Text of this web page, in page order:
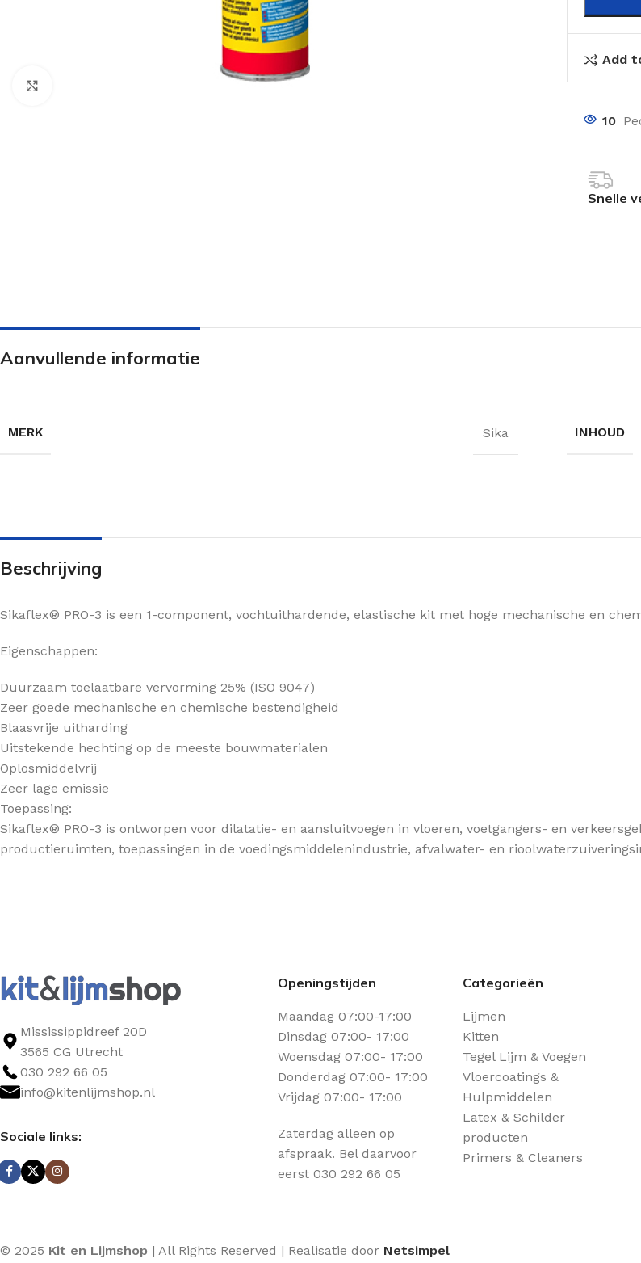
Add
10
Snelle
Aanvullende informatie
MERK Sika INHOUD
Beschrijving
Sikaflex® PRO-3 is een 1-component, vochtuithardende, elastische kit met hoge mechanische en
Eigenschappen:
Duurzaam toelaatbare vervorming 25% (ISO 9047)
Zeer goede mechanische en chemische bestendigheid
Blaasvrije uitharding
Uitstekende hechting op de meeste bouwmaterialen
Oplosmiddelvrij
Zeer lage emissie
Toepassing:
Sikaflex® PRO-3 is ontworpen voor dilatatie- en aansluitvoegen in vloeren, voetgangers- en
productieruimten, toepassingen in de voedingsmiddelenindustrie, afvalwater- en
Mississippidreef 20D
3565 CG Utrecht
030 292 66 05
info@kitenlijmshop.nl
Sociale links:
Openingstijden
Maandag 07:00-17:00
Dinsdag 07:00- 17:00
Woensdag 07:00- 17:00
Donderdag 07:00- 17:00
Vrijdag 07:00- 17:00
Zaterdag alleen op
afspraak. Bel daarvoor
eerst 030 292 66 05
Categorieën
Lijmen
Kitten
Tegel Lijm & Voegen
Vloercoatings &
Hulpmiddelen
Latex & Schilder
producten
Primers & Cleaners
© 2025 Kit en Lijmshop | All Rights Reserved | Realisatie door Netsimpel